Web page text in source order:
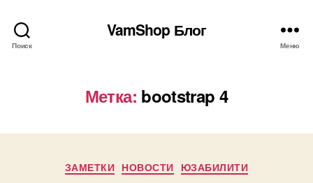
Поиск
VamShop Блог
Меню
Метка: bootstrap 4
Рубрики
ЗАМЕТКИ НОВОСТИ ЮЗАБИЛИТИ